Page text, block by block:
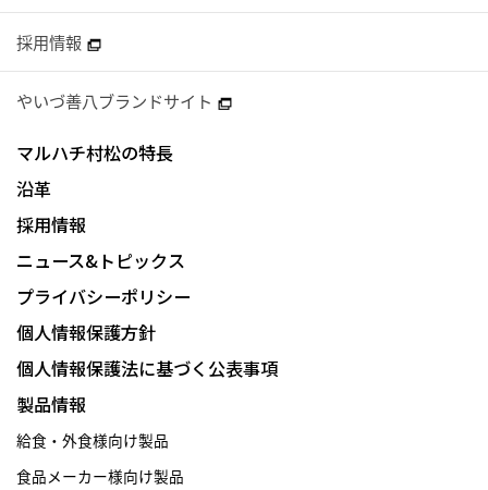
採用情報
やいづ善八ブランドサイト
マルハチ村松の特長
沿革
採用情報
ニュース&トピックス
プライバシーポリシー
個人情報保護方針
個人情報保護法に基づく公表事項
製品情報
給食・外食様向け製品
食品メーカー様向け製品